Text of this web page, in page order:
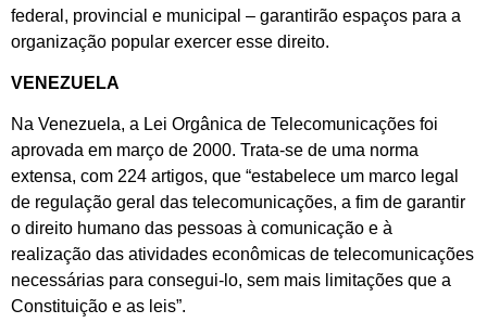
federal, provincial e municipal – garantirão espaços para a
organização popular exercer esse direito.
VENEZUELA
Na Venezuela, a Lei Orgânica de Telecomunicações foi
aprovada em março de 2000. Trata-se de uma norma
extensa, com 224 artigos, que “estabelece um marco legal
de regulação geral das telecomunicações, a fim de garantir
o direito humano das pessoas à comunicação e à
realização das atividades econômicas de telecomunicações
necessárias para consegui-lo, sem mais limitações que a
Constituição e as leis”.